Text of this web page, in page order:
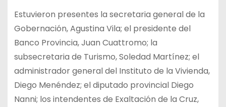
Estuvieron presentes la secretaria general de la
Gobernación, Agustina Vila; el presidente del
Banco Provincia, Juan Cuattromo; la
subsecretaria de Turismo, Soledad Martínez; el
administrador general del Instituto de la Vivienda,
Diego Menéndez; el diputado provincial Diego
Nanni; los intendentes de Exaltación de la Cruz,